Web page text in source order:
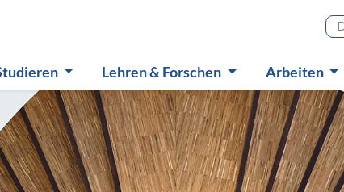
Lehren & Forschen
Untermenü
Arbeiten